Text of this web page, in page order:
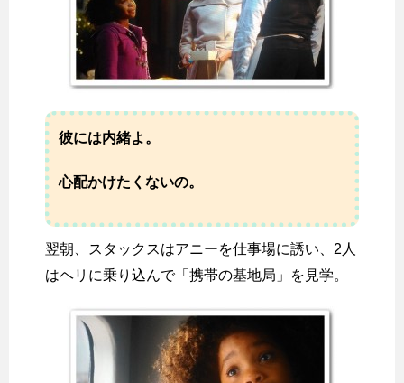
彼には内緒よ。
心配かけたくないの。
翌朝、スタックスはアニーを仕事場に誘い、2人
はヘリに乗り込んで「携帯の基地局」を見学。